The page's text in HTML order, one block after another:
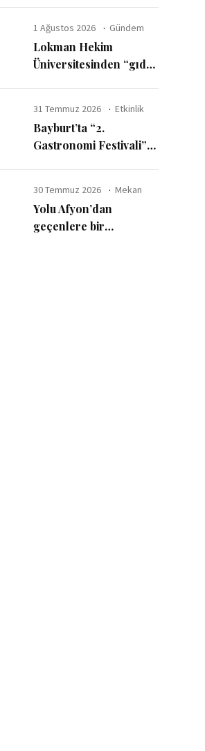
1 Ağustos 2026 Gündem
Lokman Hekim
Üniversitesinden “gıda
uyarısı
31 Temmuz 2026 Etkinlik
Bayburt’ta “2.
Gastronomi Festivali”
30 Temmuz 2026 Mekan
Yolu Afyon’dan
geçenlere bir